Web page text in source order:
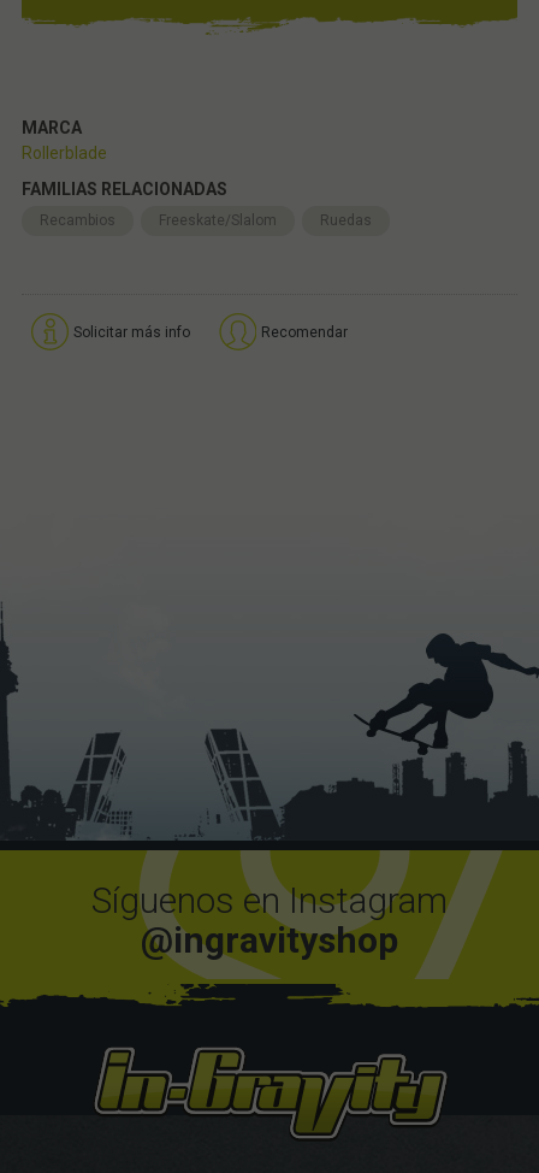
MARCA
Rollerblade
FAMILIAS RELACIONADAS
Recambios Freeskate/Slalom Ruedas
Solicitar más info Recomendar
Síguenos en Instagram
@ingravityshop